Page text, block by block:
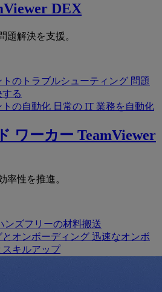
DEX
題解決を支援。
のトラブルシューティング 問題
る
トの自動化 日常の IT 業務を自動化
ワーカー TeamViewer
率性を推進。
ンズフリーの材料搬送
とオンボーディング 迅速なオンボ
キルアップ